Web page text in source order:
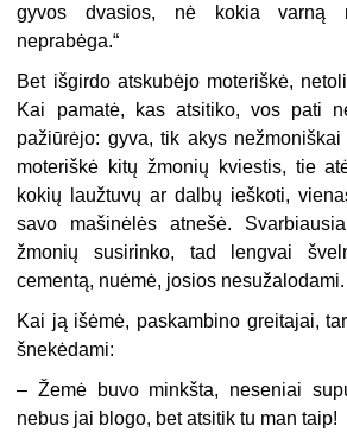
gyvos dvasios, nė kokia varną
neprabėga.“
Bet išgirdo atskubėjo moteriškė,
Kai pamatė, kas atsitiko, vos pati
pažiūrėjo: gyva, tik akys
moteriškė kitų žmonių kviestis, tie
kokių laužtuvų ar dalbų ieškoti,
savo mašinėlės atnešė.
žmonių susirinko, tad lengvai
cementą, nuėmė, josios nesužalodami.
Kai ją išėmė, paskambino greitajai,
šnekėdami:
– Žemė buvo minkšta, neseniai
nebus jai blogo, bet atsitik tu man taip!